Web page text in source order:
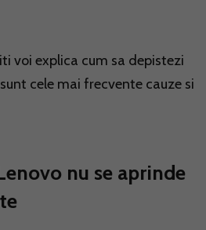
voi explica cum sa depistezi
cele mai frecvente cauze si
nu se aprinde